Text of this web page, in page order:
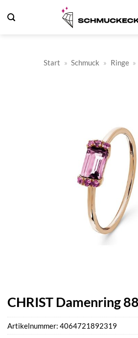
Inhalt
Start » Schmuck » Ringe »
CHRIST Damenring
Artikelnummer: 4064721892319